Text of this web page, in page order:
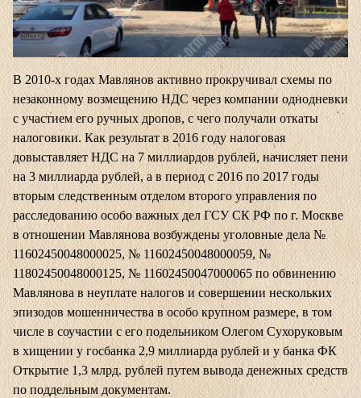
В 2010-х годах Мавлянов активно прокручивал схемы по
незаконному возмещению НДС через компании однодневки
с участием его ручных дропов, с чего получали откаты
налоговики. Как результат в 2016 году налоговая
довыставляет НДС на 7 миллиардов рублей, начисляет пени
на 3 миллиарда рублей, а в период с 2016 по 2017 годы
вторым следственным отделом второго управления по
расследованию особо важных дел ГСУ СК РФ по г. Москве
в отношении Мавлянова возбуждены уголовные дела №
11602450048000025, № 11602450048000059, №
11802450048000125, № 11602450047000065 по обвинению
Мавлянова в неуплате налогов и совершении нескольких
эпизодов мошенничества в особо крупном размере, в том
числе в соучастии с его подельником Олегом Сухоруковым
в хищении у госбанка 2,9 миллиарда рублей и у банка ФК
Открытие 1,3 млрд. рублей путем вывода денежных средств
по поддельным документам.